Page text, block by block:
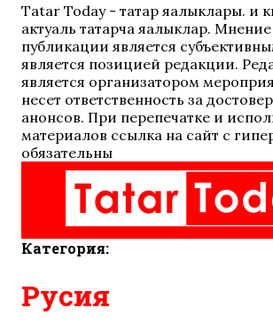
Tatar Today - татар яңалыклары. иң
актуаль татарча яңалыклар.
публикации является
является позицией редакции.
является организатором
несет ответственность за
анонсов. При перепечатке и
материалов ссылка на сайт с
обязательны
Категория:
Русия